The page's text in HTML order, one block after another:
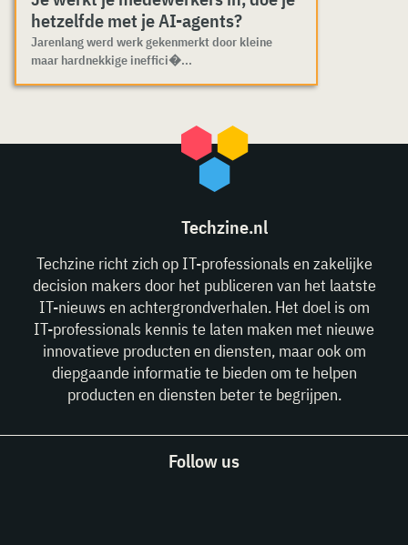
hetzelfde met je AI-agents?
Jarenlang werd werk gekenmerkt door kleine
maar hardnekkige ineffici�...
Techzine.nl
Techzine richt zich op IT-professionals en zakelijke
decision makers door het publiceren van het laatste
IT-nieuws en achtergrondverhalen. Het doel is om
IT-professionals kennis te laten maken met nieuwe
innovatieve producten en diensten, maar ook om
diepgaande informatie te bieden om te helpen
producten en diensten beter te begrijpen.
Follow us